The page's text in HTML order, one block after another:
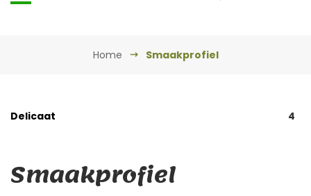
Home Smaakprofiel
Delicaat 4
Smaakprofiel